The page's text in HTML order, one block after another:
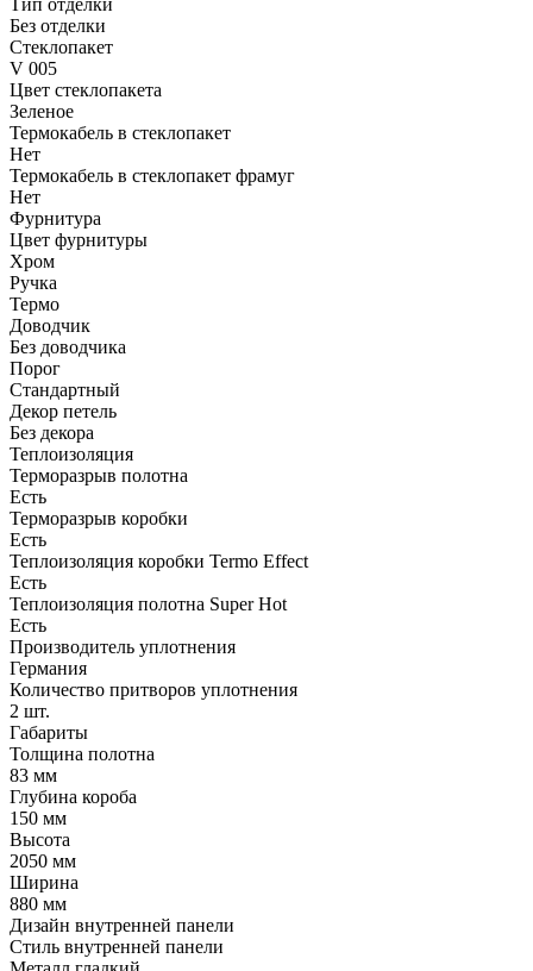
Без отделки
Стеклопакет
V 005
Цвет стеклопакета
Зеленое
Термокабель в стеклопакет
Нет
Термокабель в стеклопакет фрамуг
Нет
Фурнитура
Цвет фурнитуры
Хром
Ручка
Термо
Доводчик
Без доводчика
Порог
Стандартный
Декор петель
Без декора
Теплоизоляция
Терморазрыв полотна
Есть
Терморазрыв коробки
Есть
Теплоизоляция коробки Termo Effect
Есть
Теплоизоляция полотна Super Нot
Есть
Производитель уплотнения
Германия
Количество притворов уплотнения
2 шт.
Габариты
Толщина полотна
83 мм
Глубина короба
150 мм
Высота
2050 мм
Ширина
880 мм
Дизайн внутренней панели
Стиль внутренней панели